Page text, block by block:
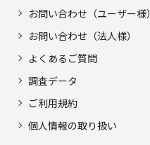
お問い合わせ（ユーザー様）
お問い合わせ（法人様）
よくあるご質問
調査データ
ご利用規約
個人情報の取り扱い